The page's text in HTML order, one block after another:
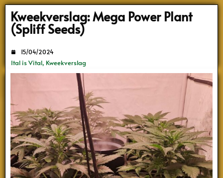
Kweekverslag: Mega Power Plant
(Spliff Seeds)
Ital is Vital, Kweekverslag
15/04/2024